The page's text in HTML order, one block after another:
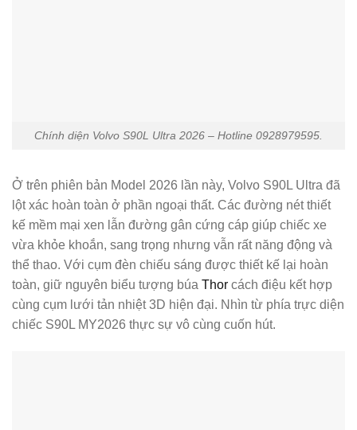
Chính diện Volvo S90L Ultra 2026 – Hotline 0928979595.
Ở trên phiên bản Model 2026 lần này, Volvo S90L Ultra đã
lột xác hoàn toàn ở phần ngoại thất. Các đường nét thiết
kế mềm mại xen lẫn đường gân cứng cáp giúp chiếc xe
vừa khỏe khoắn, sang trọng nhưng vẫn rất năng động và
thể thao. Với cụm đèn chiếu sáng được thiết kế lại hoàn
toàn, giữ nguyên biểu tượng búa Thor cách điệu kết hợp
cùng cụm lưới tản nhiệt 3D hiện đại. Nhìn từ phía trực diện
chiếc S90L MY2026 thực sự vô cùng cuốn hút.